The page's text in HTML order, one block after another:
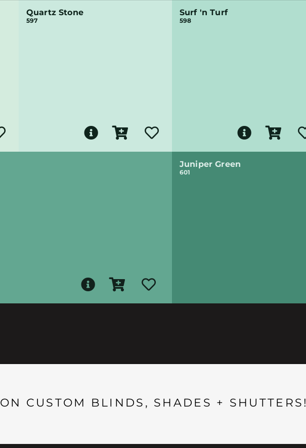
Quartz Stone
597
Surf 'n Turf
598
Juniper Green
601
ON CUSTOM BLINDS, SHADES + SHUTTERS!